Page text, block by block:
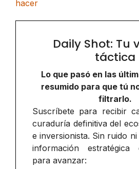
hacer
Daily Shot: Tu
táctica
Lo que pasó en las
resumido para que tú
filtrarlo.
Suscríbete para recibir
curaduría definitiva del
e inversionista. Sin ruido
información estratégica
para avanzar: